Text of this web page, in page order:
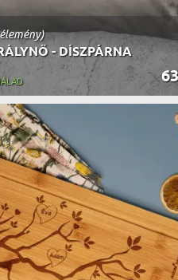
- DÍSZPÁRNA